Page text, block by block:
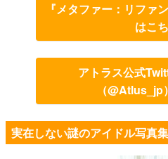
『メタファー：リファ
はこ
アトラス公式
（@Atlus_jp
実在しない謎のアイドル写真